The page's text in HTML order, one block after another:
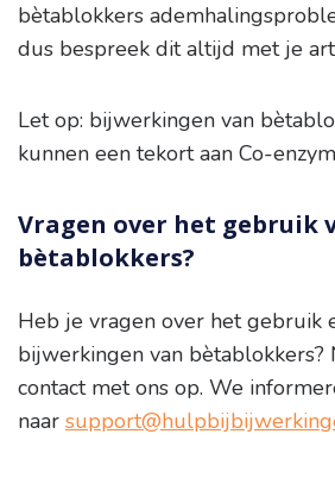
bètablokkers
dus bespreek dit altijd met je
Let op: bijwerkingen van
kunnen een tekort aan Co-
Vragen over het gebruik
bètablokkers?
Heb je vragen over het gebruik
bijwerkingen van bètablokkers?
contact met ons op. We
naar